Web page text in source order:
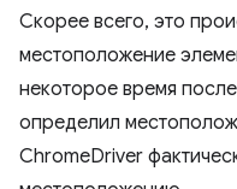
Скорее всего, это
местоположение
некоторое время
определил
ChromeDriver